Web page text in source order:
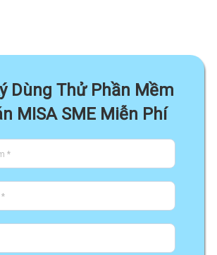
Dùng Thử Phần Mềm
MISA SME Miễn Phí